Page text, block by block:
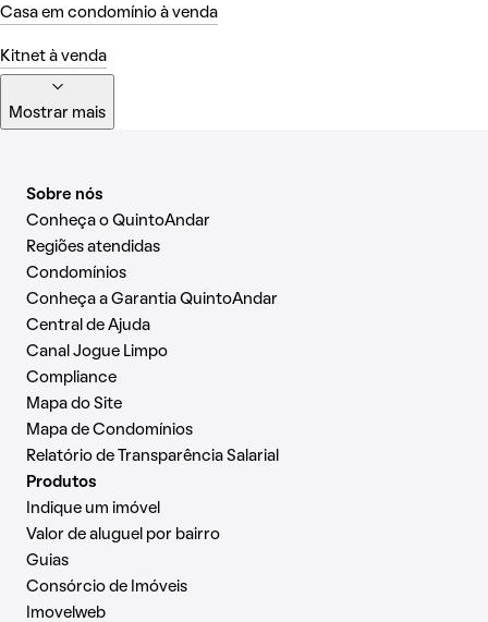
Casa em condomínio à venda
Kitnet à venda
Mostrar mais
Sobre nós
Conheça o QuintoAndar
Regiões atendidas
Condomínios
Conheça a Garantia QuintoAndar
Central de Ajuda
Canal Jogue Limpo
Compliance
Mapa do Site
Mapa de Condomínios
Relatório de Transparência Salarial
Produtos
Indique um imóvel
Valor de aluguel por bairro
Guias
Consórcio de Imóveis
Imovelweb